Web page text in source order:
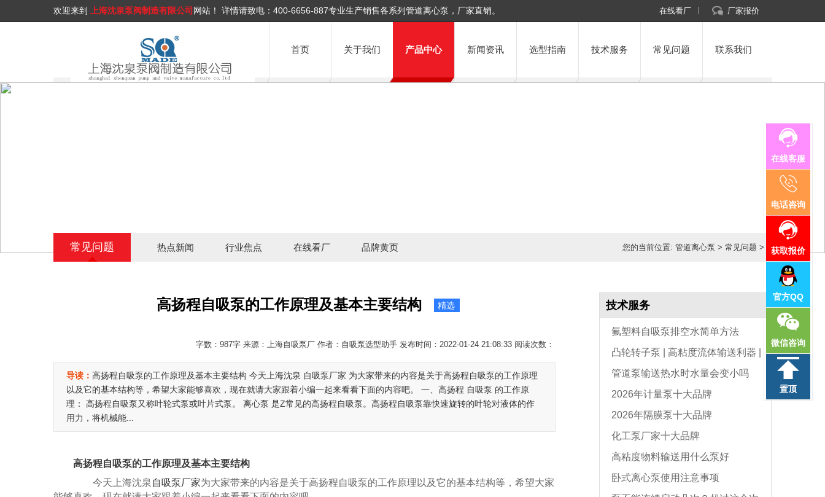
欢迎来到 上海沈泉泵阀制造有限公司 网站！ 详情请致电： 400-6656-887专业生产销售各系列管道离心泵，厂家直销。 在线看厂 厂家报价
首页 关于我们 产品中心 新闻资讯 选型指南 技术服务 常见问题 联系我们
在线客服
电话咨询
获取报价
官方QQ
微信咨询
置顶
常见问题 热点新闻 行业焦点 在线看厂 品牌黄页 您的当前位置:管道离心泵 >常见问题 >
高扬程自吸泵的工作原理及基本主要结构 精选
字数：987字 来源：上海自吸泵厂 作者：自吸泵选型助手 发布时间：2022-01-24 21:08:33 阅读次数：
导读： 高扬程自吸泵的工作原理及基本主要结构 今天上海沈泉 自吸泵厂家 为大家带来的内容是关于高扬程自吸泵的工作原理
以及它的基本结构等，希望大家能够喜欢，现在就请大家跟着小编一起来看看下面的内容吧。 一、高扬程 自吸泵 的工作原
理： 高扬程自吸泵又称叶轮式泵或叶片式泵。 离心泵 是Z常见的高扬程自吸泵。高扬程自吸泵靠快速旋转的叶轮对液体的作
用力，将机械能...
高扬程自吸泵的工作原理及基本主要结构
今天上海沈泉 自吸泵厂家为大家带来的内容是关于高扬程自吸泵的工作原理以及它的基本结构等，希望大家
技术服务
氟塑料自吸泵排空水简单方法
凸轮转子泵 | 高粘度流体输送利器 |
选型与维护全指南
管道泵输送热水时水量会变小吗
2026年计量泵十大品牌
2026年隔膜泵十大品牌
化工泵厂家十大品牌
高粘度物料输送用什么泵好
卧式离心泵使用注意事项